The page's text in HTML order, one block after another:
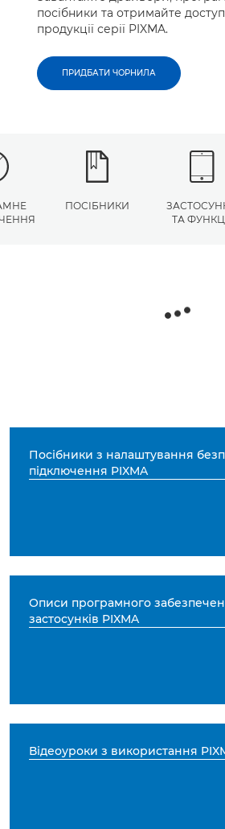
посібники та отримайте
продукції серії PIXMA.
ПРИДБАТИ ЧОРНИЛА
ПОСІБНИКИ
ТА
Посібники з налаштування
підключення PIXMA
Описи програмного
застосунків PIXMA
Відеоуроки з використання